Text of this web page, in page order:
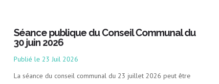
Séance publique du Conseil Communal du
30 juin 2026
23 Juil 2026
La séance du conseil communal du 23 juillet 2026 peut être